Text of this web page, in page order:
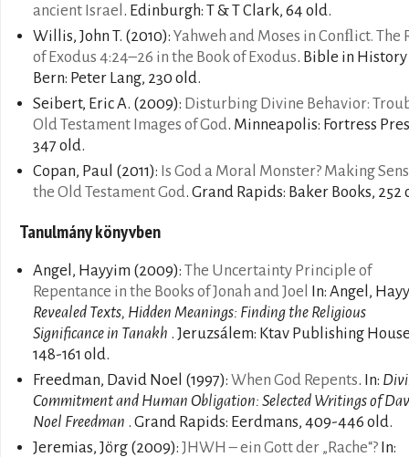
ancient Israel . Edinburgh: T & T Clark, 64 old.
Willis, John T. (2010): Yahweh and Moses in Conﬂict. The
of Exodus 4:24–26 in the Book of Exodus. Bible in History
Bern: Peter Lang, 230 old.
Seibert, Eric A. (2009): Disturbing Divine Behavior:
Old Testament Images of God. Minneapolis: Fortress
347 old.
Copan, Paul (2011): Is God a Moral Monster? Making
the Old Testament God. Grand Rapids: Baker Books, 252
Tanulmány könyvben
Angel, Hayyim (2009): The Uncertainty Principle of
Repentance in the Books of Jonah and Joel In: Angel,
Revealed Texts, Hidden Meanings: Finding the Religious
Significance in Tanakh . Jeruzsálem: Ktav Publishing
148-161 old.
Freedman, David Noel (1997): When God Repents. In:
Commitment and Human Obligation: Selected Writings of
Noel Freedman . Grand Rapids: Eerdmans, 409-446 old.
Jeremias, Jörg (2009): JHWH – ein Gott der „Rache“? In: